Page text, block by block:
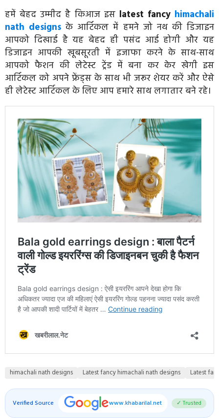
हमें बेहद उम्मीद है किआज इस latest fancy himachali
nath designs के आर्टिकल में हमने जो नथ की डिजाइन
आपको दिखाई है यह बेहद ही पसंद आई होगी और यह
डिजाइन आपकी खूबसूरती में इजाफा करने के साथ-साथ
आपको फैशन की लेटेस्ट ट्रेंड में बना कर केर खेगी इस
आर्टिकल को अपने फ्रेंड्स के साथ भी जरूर शेयर करें और ऐसे
ही लेटेस्ट आर्टिकल के लिए आप हमारे साथ लगातार बने रहे।
himachali nath designs Latest fancy himachali nath designs Latest
Verified Source www.khabarilal.net ✓ Trusted